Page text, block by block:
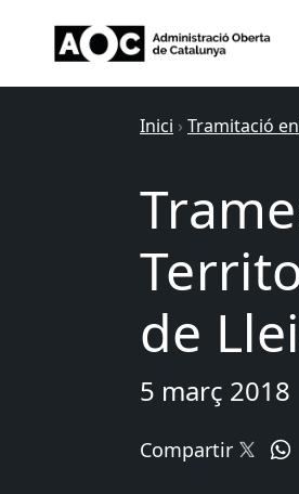
Inici › Tramitació
de
5 març 2018
Compartir